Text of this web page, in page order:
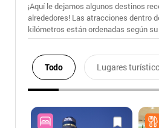
¡Aquí le dejamos algunos destinos
alrededores! Las atracciones dentro
kilómetros están ordenadas según
Todo Lugares